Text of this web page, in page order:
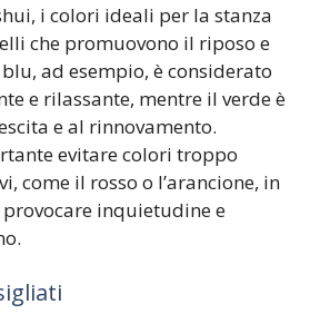
i colori ideali per la stanza
che promuovono il riposo e
ad esempio, è considerato
e rilassante, mentre il verde è
e al rinnovamento.
evitare colori troppo
come il rosso o l’arancione, in
inquietudine e